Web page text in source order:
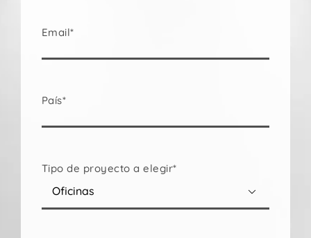
Email*
País*
Tipo de proyecto a elegir*
